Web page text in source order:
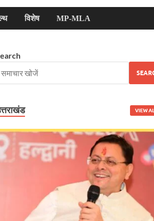
विशेष MP-MLA
VIEW